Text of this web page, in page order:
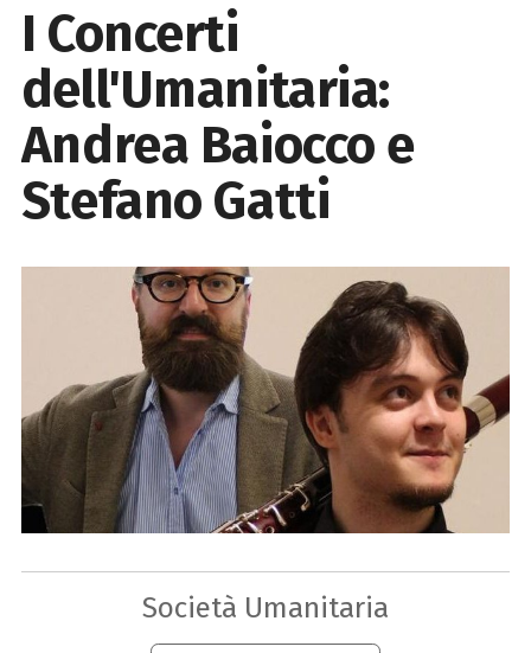
I Concerti
dell'Umanitaria:
Andrea Baiocco e
Stefano Gatti
Società Umanitaria